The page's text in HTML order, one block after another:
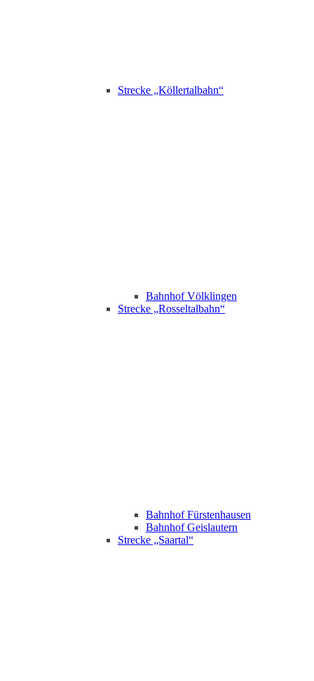
Strecke „Köllertalbahn“
Bahnhof Völklingen
Strecke „Rosseltalbahn“
Bahnhof Fürstenhausen
Bahnhof Geislautern
Strecke „Saartal“